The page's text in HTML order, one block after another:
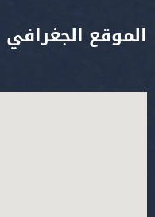
الموقع الجغرافي